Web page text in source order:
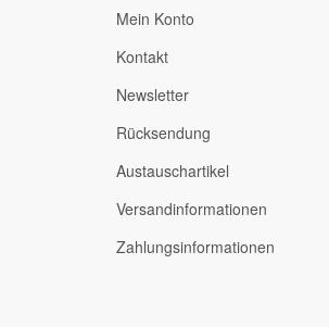
Mein Konto
Kontakt
Newsletter
Rücksendung
Austauschartikel
Versandinformationen
Zahlungsinformationen
Nissan Ersatzteile
Seat Ersatzteile
Skoda Ersatzteile
Smart Ersatzteile